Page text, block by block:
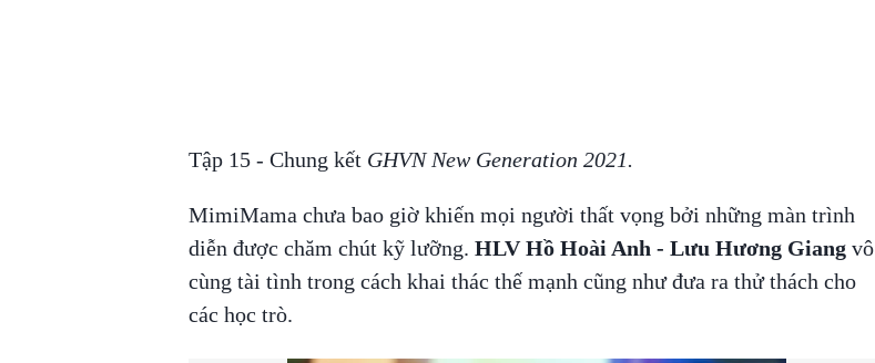
Tập 15 - Chung kết GHVN New Generation 2021.
MimiMama chưa bao giờ khiến mọi người thất vọng bởi những màn trình
diễn được chăm chút kỹ lưỡng. HLV Hồ Hoài Anh - Lưu Hương Giangvô
cùng tài tình trong cách khai thác thế mạnh cũng như đưa ra thử thách cho
các học trò.